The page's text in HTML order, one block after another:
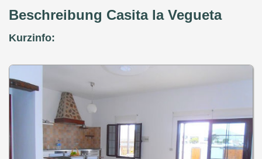
Beschreibung Casita la Vegueta
Kurzinfo: